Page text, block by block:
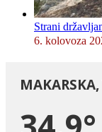
Strani
6. kolovoza